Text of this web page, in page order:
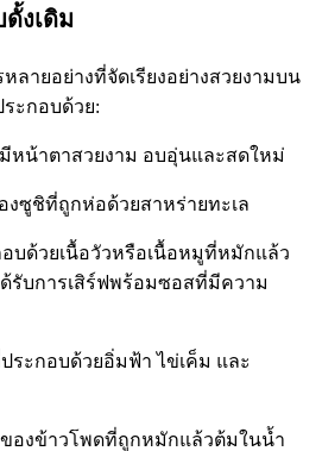
งเดิม
ลายอย่างที่จัดเรียงอย่างสวยงามบน
ะกอบด้วย:
หน้าตาสวยงาม อบอุ่นและสดใหม่
งซูชิที่ถูกห่อด้วยสาหร่ายทะเล
บด้วยเนื้อวัวหรือเนื้อหมูที่หมักแล้ว
รับการเสิร์ฟพร้อมซอสที่มีความ
ระกอบด้วยอิ่มฟ้า ไข่เค็ม และ
ของข้าวโพดที่ถูกหมักแล้วต้มในน้ำ